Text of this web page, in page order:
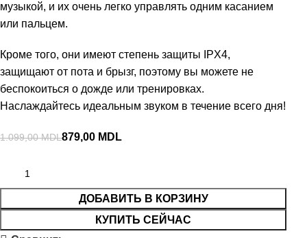
музыкой, и их очень легко управлять одним касанием
или пальцем.
Кроме того, они имеют степень защиты IPX4,
защищают от пота и брызг, поэтому вы можете не
беспокоиться о дожде или тренировках.
Наслаждайтесь идеальным звуком в течение всего дня!
1.099,00MDL879,00 MDL
ДОБАВИТЬ В КОРЗИНУ
КУПИТЬ СЕЙЧАС